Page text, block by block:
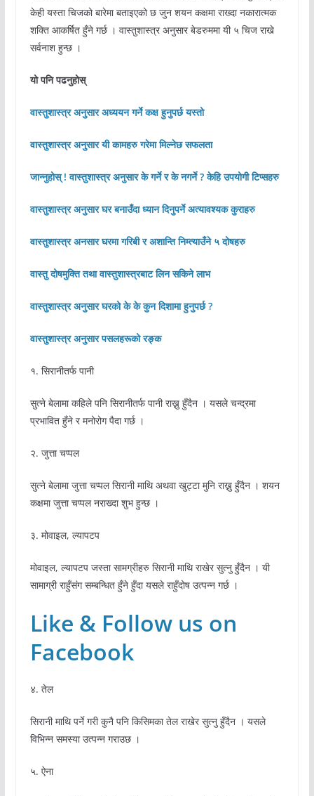
केही यस्ता चिजको बारेमा बताइएको छ जुन शयन कक्षमा राख्दा नकारात्मक
शक्ति आकर्षित हुँने गर्छ । वास्तुशास्त्र अनुसार बेडरुममा यी ५ चिज राखे
सर्वनाश हुन्छ ।
यो पनि पढनुहोस्
वास्तुशास्त्र अनुसार अध्ययन गर्ने कक्ष हुनुपर्छ यस्तो
वास्तुशास्त्र अनुसार यी कामहरु गरेमा मिल्नेछ सफलता
जान्नुहोस् ! वास्तुशास्त्र अनुसार के गर्ने र के नगर्ने ? केहि उपयोगी टिप्सहरु
वास्तुशास्त्र अनुसार घर बनाउँदा ध्यान दिनुपर्ने अत्यावश्यक कुराहरु
वास्तुशास्त्र अनसार घरमा गरिबी र अशान्ति निम्त्याउँने ५ दोषहरु
वास्तु दोषमुक्ति तथा वास्तुशास्त्रबाट लिन सकिने लाभ
वास्तुशास्त्र अनुसार घरको के के कुन दिशामा हुनुपर्छ ?
वास्तुशास्त्र अनुसार पसलहरूको रङ्क
१. सिरानीतर्फ पानी
सुत्ने बेलामा कहिले पनि सिरानीतर्फ पानी राख्नु हुँदैन । यसले चन्द्रमा
प्रभावित हुँने र मनोरोग पैदा गर्छ ।
२. जुत्ता चप्पल
सुत्ने बेलामा जुत्ता चप्पल सिरानी माथि अथवा खुट्टा मुनि राख्नु हुँदैन । शयन
कक्षमा जुत्ता चप्पल नराख्दा शुभ हुन्छ ।
३. मोवाइल, ल्यापटप
मोवाइल, ल्यापटप जस्ता सामग्रीहरु सिरानी माथि राखेर सुत्नु हुँदैन । यी
सामाग्री राहुँसंग सम्बन्धित हुँने हुँदा यसले राहुँदोष उत्पन्न गर्छ ।
Like & Follow us on
Facebook
४. तेल
सिरानी माथि पर्ने गरी कुनै पनि किसिमका तेल राखेर सुत्नु हुँदैन । यसले
विभिन्न समस्या उत्पन्न गराउछ ।
५. ऐना